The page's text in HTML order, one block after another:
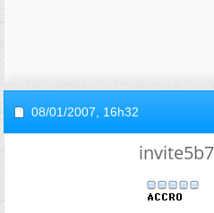
08/01/2007, 16h32